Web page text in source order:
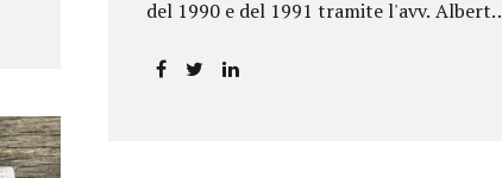
del 1990 e del 1991 tramite l'avv. Alberto